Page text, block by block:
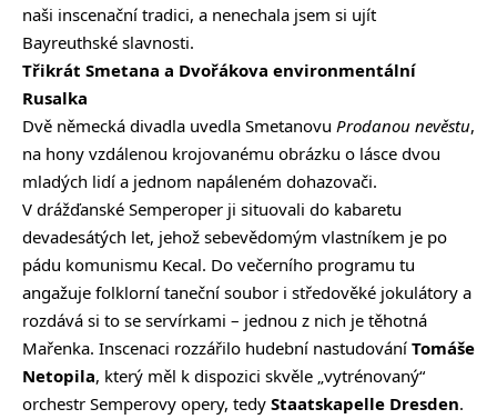
naši inscenační tradici, a nenechala jsem si ujít
Bayreuthské slavnosti.
Třikrát Smetana a Dvořákova environmentální
Rusalka
Dvě německá divadla uvedla Smetanovu Prodanou nevěstu,
na hony vzdálenou krojovanému obrázku o lásce dvou
mladých lidí a jednom napáleném dohazovači.
V drážďanské Semperoper ji situovali do kabaretu
devadesátých let, jehož sebevědomým vlastníkem je po
pádu komunismu Kecal. Do večerního programu tu
angažuje folklorní taneční soubor i středověké jokulátory a
rozdává si to se servírkami – jednou z nich je těhotná
Mařenka. Inscenaci rozzářilo hudební nastudování Tomáše
Netopila, který měl k dispozici skvěle „vytrénovaný“
orchestr Semperovy opery, tedy Staatskapelle Dresden.